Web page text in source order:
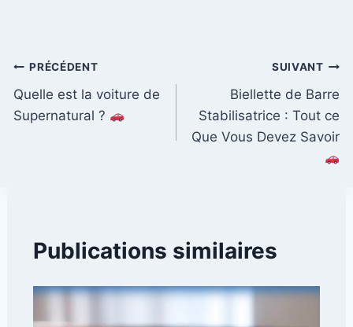
Navigation
de
PRÉCÉDENT
Quelle est la voiture de
Supernatural ?
SUIVANT
Biellette de Barre
Stabilisatrice : Tout ce
Que Vous Devez Savoir
Publications similaires